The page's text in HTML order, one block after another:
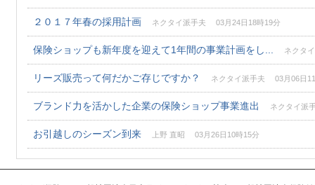
２０１７年春の採用計画 ネクタイ派手夫 03月24日18時19分
保険ショップも新年度を迎えて1年間の事業計画をし... ネクタ
リーズ販売って何だかご存じですか？ ネクタイ派手夫 03月06日
ブランド力を活かした企業の保険ショップ事業進出 ネクタイ派
お引越しのシーズン到来 上野 直昭 03月26日10時15分